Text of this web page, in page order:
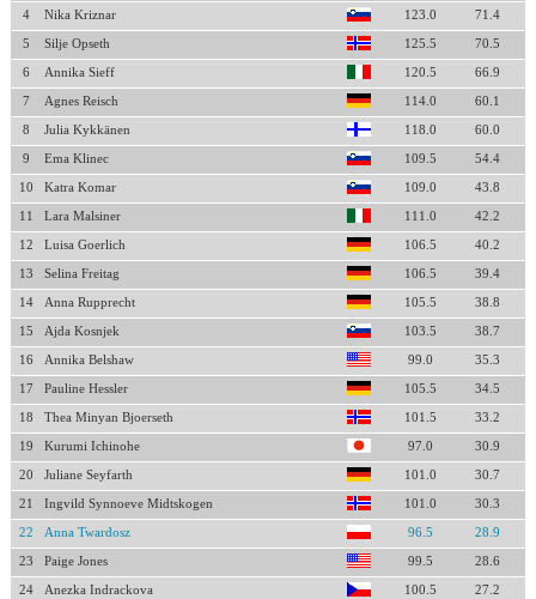
4 Nika Kriznar 123.0 71.4
5 Silje Opseth 125.5 70.5
6 Annika Sieff 120.5 66.9
7 Agnes Reisch 114.0 60.1
8 Julia Kykkänen 118.0 60.0
9 Ema Klinec 109.5 54.4
10 Katra Komar 109.0 43.8
11 Lara Malsiner 111.0 42.2
12 Luisa Goerlich 106.5 40.2
13 Selina Freitag 106.5 39.4
14 Anna Rupprecht 105.5 38.8
15 Ajda Kosnjek 103.5 38.7
16 Annika Belshaw 99.0 35.3
17 Pauline Hessler 105.5 34.5
18 Thea Minyan Bjoerseth 101.5 33.2
19 Kurumi Ichinohe 97.0 30.9
20 Juliane Seyfarth 101.0 30.7
21 Ingvild Synnoeve Midtskogen 101.0 30.3
22 Anna Twardosz 96.5 28.9
23 Paige Jones 99.5 28.6
24 Anezka Indrackova 100.5 27.2